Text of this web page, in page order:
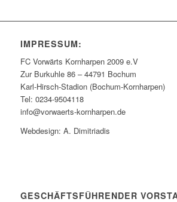
IMPRESSUM:
FC Vorwärts Kornharpen 2009 e.V
Zur Burkuhle 86 – 44791 Bochum
Karl-Hirsch-Stadion (Bochum-Kornharpen)
Tel: 0234-9504118
info@vorwaerts-kornharpen.de
Webdesign: A. Dimitriadis
GESCHÄFTSFÜHRENDER